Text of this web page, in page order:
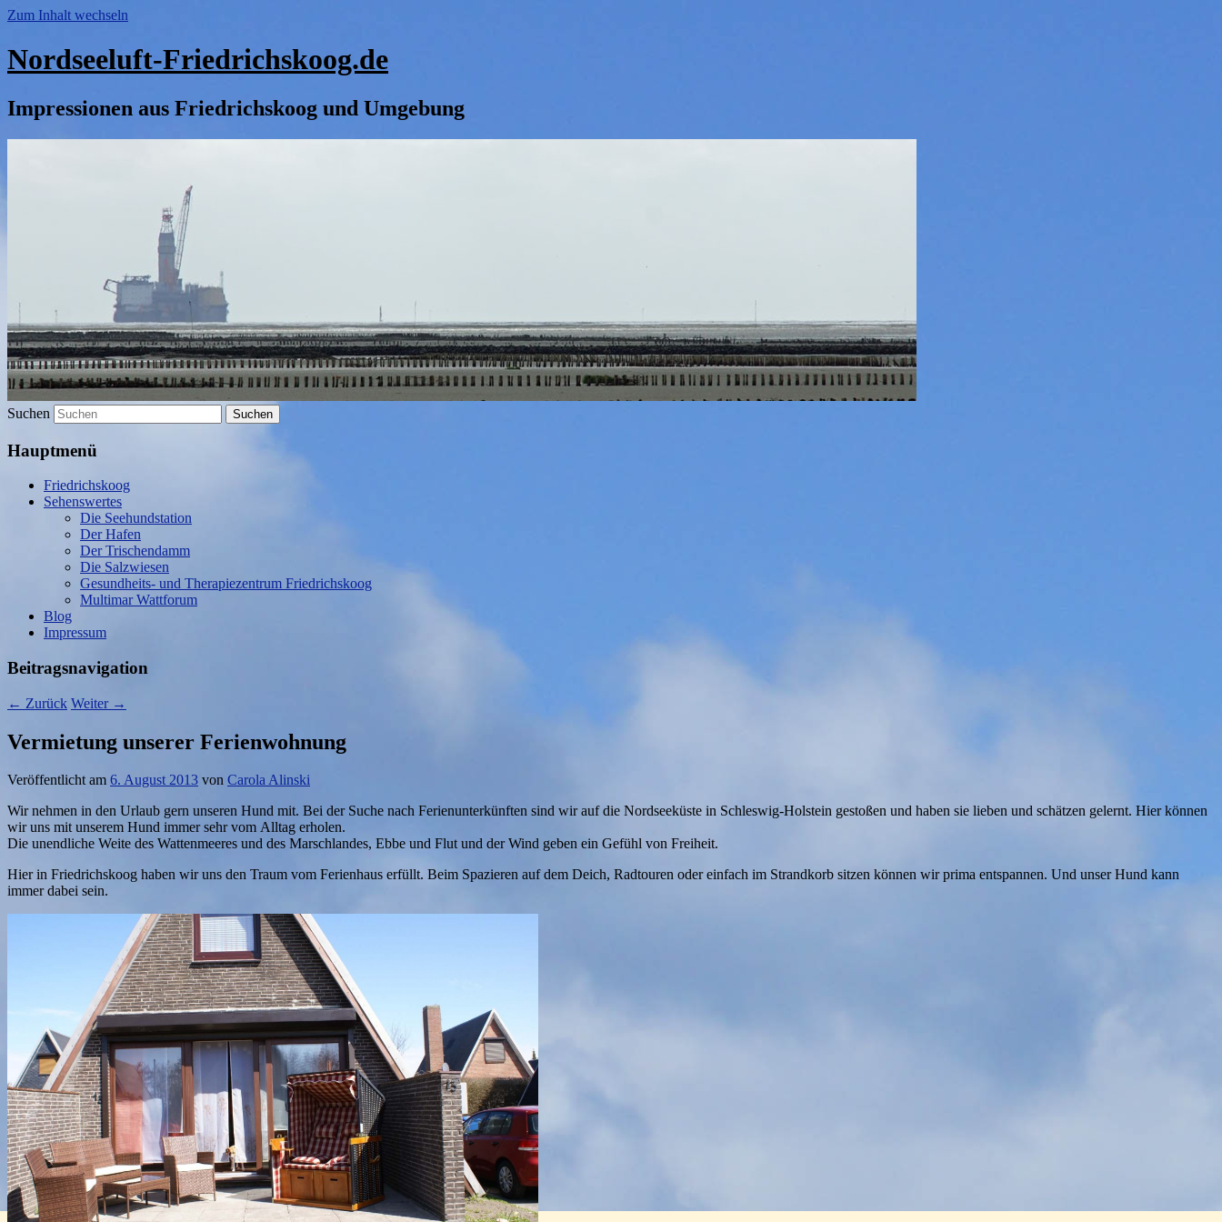
Zum Inhalt wechseln
Nordseeluft-Friedrichskoog.de
Impressionen aus Friedrichskoog und Umgebung
Suchen
Hauptmenü
Friedrichskoog
Sehenswertes
Die Seehundstation
Der Hafen
Der Trischendamm
Die Salzwiesen
Gesundheits- und Therapiezentrum Friedrichskoog
Multimar Wattforum
Blog
Impressum
Beitragsnavigation
← Zurück Weiter →
Vermietung unserer Ferienwohnung
Veröffentlicht am 6. August 2013 von Carola Alinski
Wir nehmen in den Urlaub gern unseren Hund mit. Bei der Suche nach Ferienunterkünften sind wir auf die Nordseeküste in Schleswig-Holstein gestoßen und haben sie lieben und schätzen gelernt. Hier können
wir uns mit unserem Hund immer sehr vom Alltag erholen.
Die unendliche Weite des Wattenmeeres und des Marschlandes, Ebbe und Flut und der Wind geben ein Gefühl von Freiheit.
Hier in Friedrichskoog haben wir uns den Traum vom Ferienhaus erfüllt. Beim Spazieren auf dem Deich, Radtouren oder einfach im Strandkorb sitzen können wir prima entspannen. Und unser Hund kann
immer dabei sein.